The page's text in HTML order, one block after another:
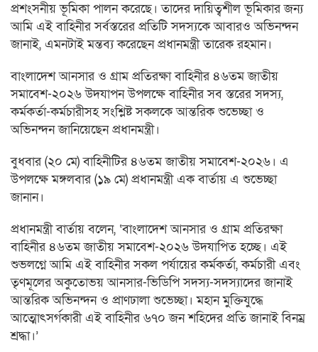
প্রশংসনীয় ভূমিকা পালন করেছে। তাদের দায়িত্বশীল ভূমিকার জন্য
আমি এই বাহিনীর সর্বস্তরের প্রতিটি সদস্যকে আবারও অভিনন্দন
জানাই, এমনটাই মন্তব্য করেছেন প্রধানমন্ত্রী তারেক রহমান।
বাংলাদেশ আনসার ও গ্রাম প্রতিরক্ষা বাহিনীর ৪৬তম জাতীয়
সমাবেশ-২০২৬ উদযাপন উপলক্ষে বাহিনীর সব স্তরের সদস্য,
কর্মকর্তা-কর্মচারীসহ সংশ্লিষ্ট সকলকে আন্তরিক শুভেচ্ছা ও
অভিনন্দন জানিয়েছেন প্রধানমন্ত্রী।
বুধবার (২০ মে) বাহিনীটির ৪৬তম জাতীয় সমাবেশ-২০২৬। এ
উপলক্ষে মঙ্গলবার (১৯ মে) প্রধানমন্ত্রী এক বার্তায় এ শুভেচ্ছা
জানান।
প্রধানমন্ত্রী বার্তায় বলেন, ‘বাংলাদেশ আনসার ও গ্রাম প্রতিরক্ষা
বাহিনীর ৪৬তম জাতীয় সমাবেশ-২০২৬ উদযাপিত হচ্ছে। এই
শুভলগ্নে আমি এই বাহিনীর সকল পর্যায়ের কর্মকর্তা, কর্মচারী এবং
তৃণমূলের অকুতোভয় আনসার-ভিডিপি সদস্য-সদস্যাদের জানাই
আন্তরিক অভিনন্দন ও প্রাণঢালা শুভেচ্ছা। মহান মুক্তিযুদ্ধে
আত্মোৎসর্গকারী এই বাহিনীর ৬৭০ জন শহিদের প্রতি জানাই বিনম্র
শ্রদ্ধা।’